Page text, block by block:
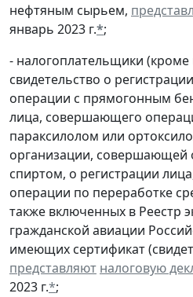
нефтяным сырьем,
январь 2023 г.*;
- налогоплательщики
свидетельство о
операции с прямогонным
лица, совершающего
параксилолом или
организации, совершающей
спиртом, о регистрации
операции по переработке
также включенных в Реестр
гражданской авиации
имеющих сертификат
представляют налоговую
2023 г.*;